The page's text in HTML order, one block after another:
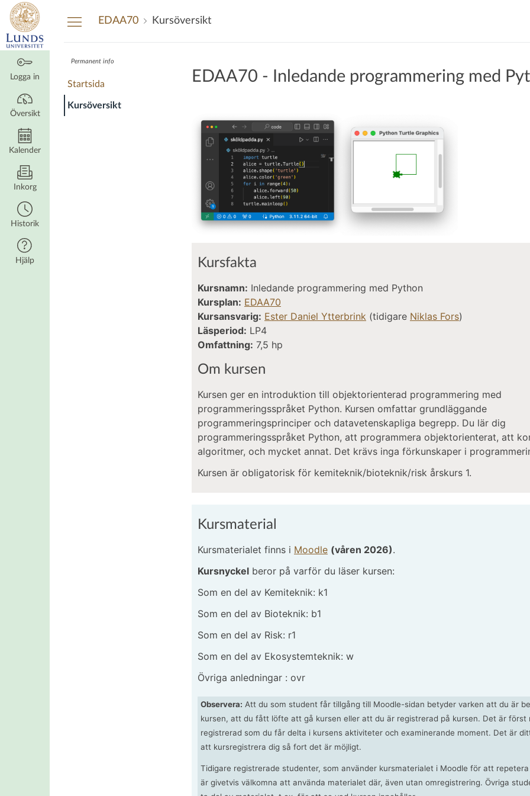
Översikt
Logga in
Översikt
Kalender
Inkorg
Historik
Hjälp
EDAA70 Kursöversikt
Permanent info
Startsida
Kursöversikt
EDAA70 - Inledande programmering med
Kursfakta
Kursnamn: Inledande programmering med Python
Kursplan: EDAA70
Kursansvarig: Ester Daniel Ytterbrink (tidigare Niklas Fors)
Läsperiod: LP4
Omfattning: 7,5 hp
Om kursen
Kursen ger en introduktion till objektorienterad programmering med
programmeringsspråket Python. Kursen omfattar grundläggande
programmeringsprinciper och datavetenskapliga begrepp. Du lär dig
programmeringsspråket Python, att programmera objektorienterat, att
algoritmer, och mycket annat. Det krävs inga förkunskaper i
Kursen är obligatorisk för kemiteknik/bioteknik/risk årskurs 1.
Kursmaterial
Kursmaterialet finns i Moodle (våren 2026).
Kursnyckel beror på varför du läser kursen:
Som en del av Kemiteknik: k1
Som en del av Bioteknik: b1
Som en del av Risk: r1
Som en del av Ekosystemteknik: w
Övriga anledningar : ovr
Observera: Att du som student får tillgång till Moodle-sidan betyder varken att du är
kursen, att du fått löfte att gå kursen eller att du är registrerad på kursen. Det är först
registrerad som du får delta i kursens aktiviteter och examinerande moment. Det är
att kursregistrera dig så fort det är möjligt.
Tidigare registrerade studenter, som använder kursmaterialet i Moodle för att
är givetvis välkomna att använda materialet där, även utan omregistrering. Övriga